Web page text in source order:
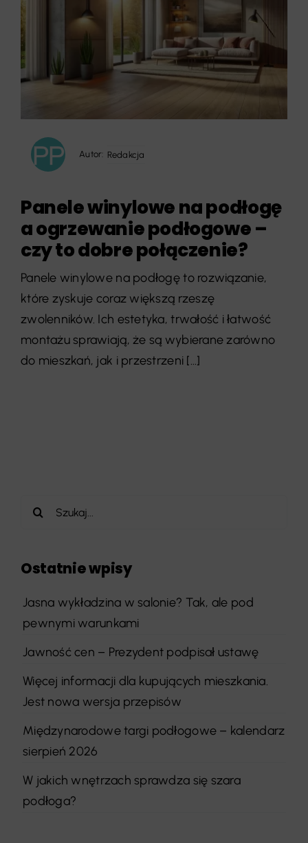
Autor: Redakcja
Panele winylowe na podłogę
a ogrzewanie podłogowe –
czy to dobre połączenie?
Panele winylowe na podłogę to rozwiązanie,
które zyskuje coraz większą rzeszę
zwolenników. Ich estetyka, trwałość i łatwość
montażu sprawiają, że są wybierane zarówno
do mieszkań, jak i przestrzeni [...]
Szukaj
Ostatnie wpisy
Jasna wykładzina w salonie? Tak, ale pod
pewnymi warunkami
Jawność cen – Prezydent podpisał ustawę
Więcej informacji dla kupujących mieszkania.
Jest nowa wersja przepisów
Międzynarodowe targi podłogowe – kalendarz
sierpień 2026
W jakich wnętrzach sprawdza się szara
podłoga?